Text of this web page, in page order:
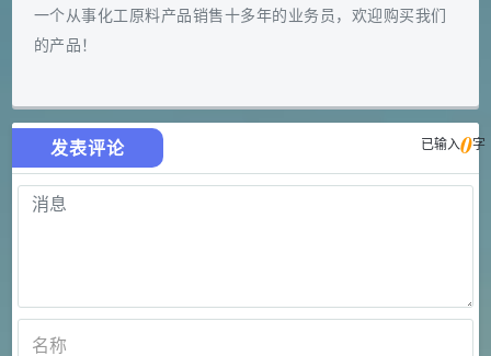
一个从事化工原料产品销售十多年的业务员，欢迎购买我们
的产品！
发表评论 已输入0字